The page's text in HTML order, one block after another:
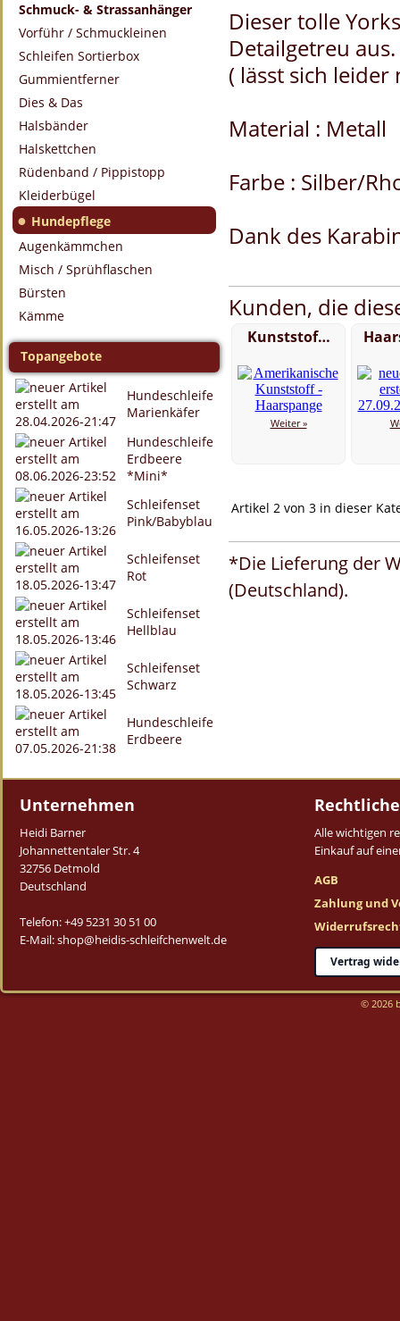
Schmuck- & Strassanhänger
Vorführ / Schmuckleinen
Schleifen Sortierbox
Gummientferner
Dies & Das
Halsbänder
Halskettchen
Rüdenband / Pippistopp
Kleiderbügel
● Hundepflege
Augenkämmchen
Misch / Sprühflaschen
Bürsten
Kämme
Topangebote
Hundeschleife
Marienkäfer
Hundeschleife
Erdbeere
*Mini*
Schleifenset
Pink/Babyblau
Schleifenset
Rot
Schleifenset
Hellblau
Schleifenset
Schwarz
Hundeschleife
Erdbeere
Dieser tolle
Detailgetreu aus.
( lässt sich
Material : Metall
Farbe : Silber/
Dank des
Kunden, die
Kunststof…
Weiter »
Artikel 2 von 3 in dieser
*Die Lieferung der
(Deutschland).
Unternehmen
Heidi Barner
Johannettentaler Str. 4
32756 Detmold
Deutschland
Telefon: +49 5231 30 51 00
E-Mail: shop@heidis-schleifchenwelt.de
Alle wichtigen
Einkauf auf
AGB
Zahlung und
Vertrag
© 2026